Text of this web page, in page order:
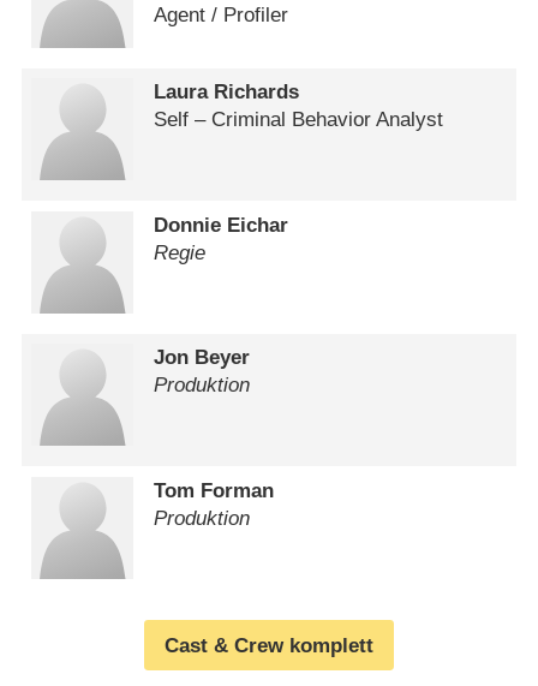
Agent /​ Profiler
Laura Richards
Self – Criminal Behavior Analyst
Donnie Eichar
Regie
Jon Beyer
Produktion
Tom Forman
Produktion
Cast & Crew komplett